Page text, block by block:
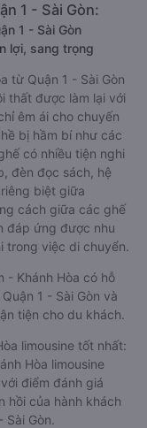
1 - Sài Gòn:
1 - Sài Gòn
lợi, sang trọng
từ Quận 1 - Sài Gòn
thất được làm lại với
êm ái cho chuyến
bị hầm bí như các
có nhiều tiện nghi
đèn đọc sách, hệ
biệt giữa
cách giữa các ghế
đáp ứng được nhu
trong việc di chuyển.
- Khánh Hòa có hỗ
1 - Sài Gòn và
tiện cho du khách.
limousine tốt nhất:
Hòa limousine
điểm đánh giá
hồi của hành khách
Sài Gòn.